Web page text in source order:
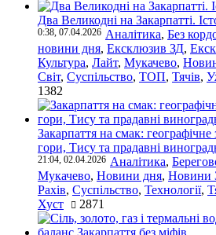
Два Великодні на Закарпатті.
0:38, 07.04.2026 Аналітика, Без
новини дня, Ексклюзив ЗД,
Культура, Лайт, Мукачево,
Світ, Суспільство, ТОП, Тячів,
1382
Закарпаття на смак:
гори, Тису та прадавні
21:04, 02.04.2026 Аналітика,
Мукачево, Новини дня, Новини
Рахів, Суспільство, Технології,
Хуст
2871